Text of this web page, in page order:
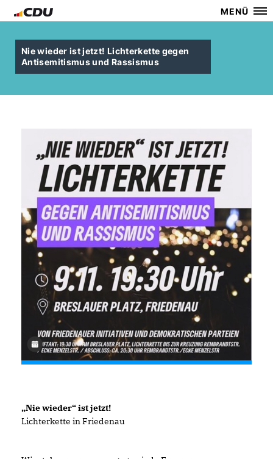
MENÜ
Nie wieder ist jetzt! Lichterkette gegen
Antisemitismus und Rassismus
Nie wieder“ ist jetzt!
Lichterkette in Friedenau